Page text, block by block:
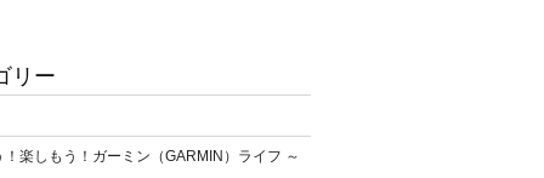
リー
！楽しもう！ガーミン（GARMIN）ライフ ～